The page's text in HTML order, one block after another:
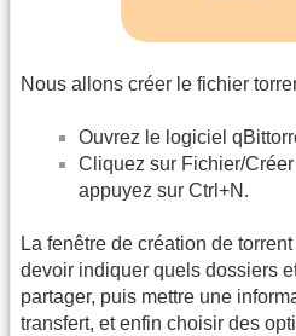
Nous allons créer le fichier
Ouvrez le logiciel
Cliquez sur Fichier/
appuyez sur Ctrl+N.
La fenêtre de création de
devoir indiquer quels dossiers
partager, puis mettre une
transfert, et enfin choisir des